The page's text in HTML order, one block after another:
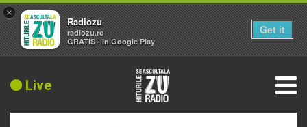
Live
×
Radiozu
radiozu.ro
GRATIS - In Google Play
Get it